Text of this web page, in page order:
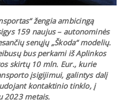
žengia ambicingą
159 naujus – autonominės
senųjų „Škoda“ modelių.
bus perkami iš Aplinkos
skirtų 10 mln. Eur., kurie
įsigijimui, galintys dalį
kontaktinio tinklo, į
2023 metais.